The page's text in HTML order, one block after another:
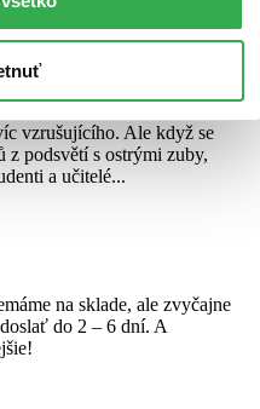
si, že studium na Škole čar
vzrušujícího. Ale když se
z podsvětí s ostrými zuby,
a učitelé...
na sklade, ale zvyčajne
do 2 – 6 dní. A